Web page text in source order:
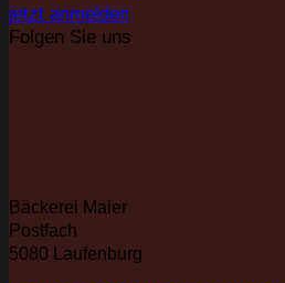
jetzt anmelden
Folgen Sie uns
Bäckerei Maier
Postfach
5080 Laufenburg